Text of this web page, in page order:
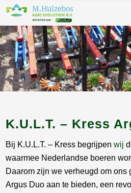
K.U.L.T. – Kress
Bij K.U.L.T. – Kress begrijpenwij
waarmee Nederlandse boeren
Daarom zijn we verheugd om ons
Argus Duo aan te bieden, een